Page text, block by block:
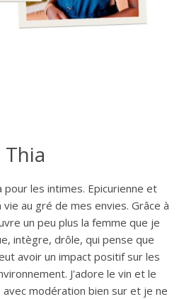
Thia
pour les intimes. Epicurienne et
au gré de mes envies. Grâce à
un peu plus la femme que je
intègre, drôle, qui pense que
avoir un impact positif sur les
J'adore le vin et le
modération bien sur et je ne